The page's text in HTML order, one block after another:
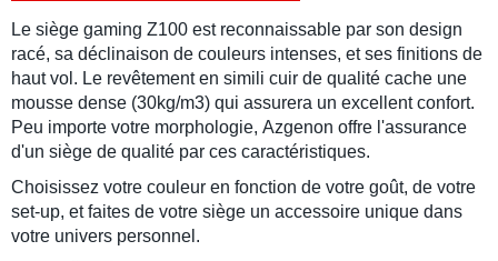
Le siège gaming Z100 est reconnaissable par son design
racé, sa déclinaison de couleurs intenses, et ses finitions de
haut vol. Le revêtement en simili cuir de qualité cache une
mousse dense (30kg/m3) qui assurera un excellent confort.
Peu importe votre morphologie, Azgenon offre l'assurance
d'un siège de qualité par ces caractéristiques.
Choisissez votre couleur en fonction de votre goût, de votre
set-up, et faites de votre siège un accessoire unique dans
votre univers personnel.